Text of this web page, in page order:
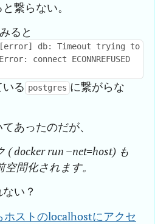
繋らない。
ると
[error] db: Timeout trying to
connect ECONNREFUSED
る postgres に繋がらな
あったのだが、
( docker run –net=host) も
間化されます。
い？
ストのlocalhostにアクセ